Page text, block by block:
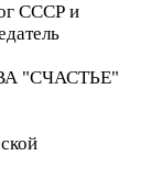
СССР и
"СЧАСТЬЕ"